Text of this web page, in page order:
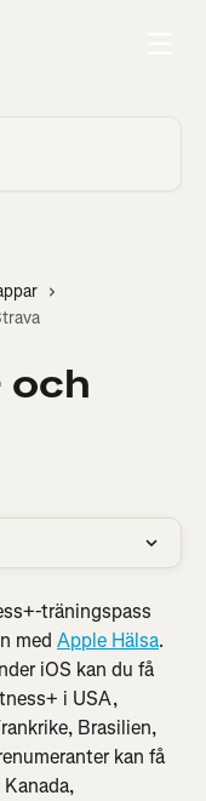
och
träningspass
med Apple Hälsa.
iOS kan du få
i USA,
Brasilien,
kan få